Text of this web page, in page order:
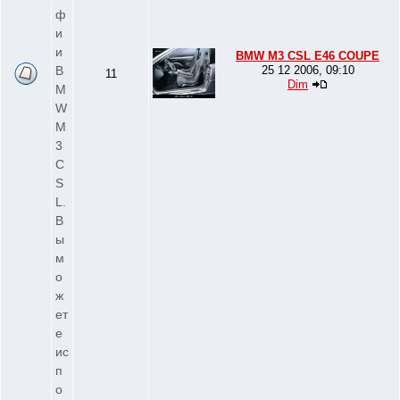
ф
и
и
B
M
W
M
3
C
S
L.
В
ы
м
о
ж
ет
е
ис
п
о
11
BMW M3 CSL E46 COUPE
25 12 2006, 09:10
Dim